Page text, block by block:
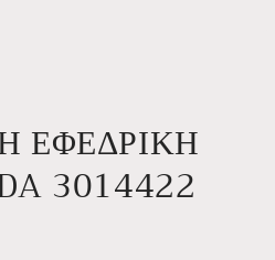
ΕΦΕΔΡΙΚΗ
3014422